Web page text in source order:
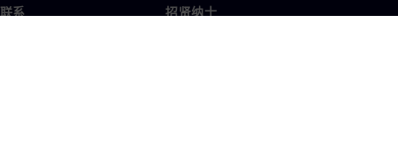
系 招贤纳士